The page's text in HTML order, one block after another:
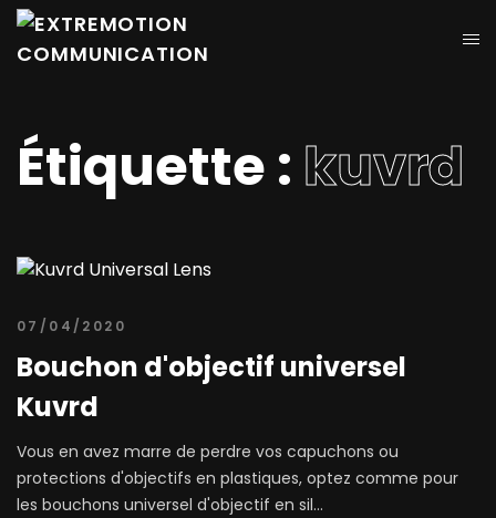
Étiquette : kuvrd
07/04/2020
Bouchon d'objectif universel
Kuvrd
Vous en avez marre de perdre vos capuchons ou
protections d'objectifs en plastiques, optez comme pour
les bouchons universel d'objectif en sil...